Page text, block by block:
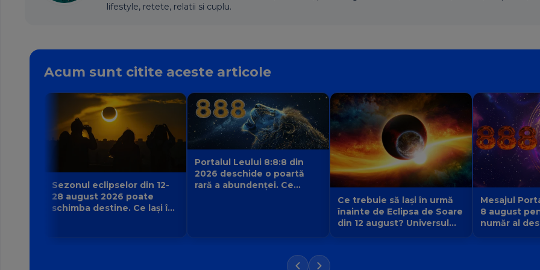
lifestyle, retete, relatii si cuplu.
Acum sunt citite aceste articole
Sezonul eclipselor din 12-
28 august 2026 poate
schimba destine. Ce lași în
Portalul Leului 8:8:8 din
2026 deschide o poartă
rară a abundenței. Ce
Ce trebuie să lași în urmă
înainte de Eclipsa de Soare
din 12 august? Universul
Mesajul
8 august
număr al